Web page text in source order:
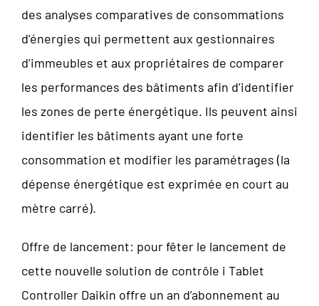
des analyses comparatives de consommations
d’énergies qui permettent aux gestionnaires
d’immeubles et aux propriétaires de comparer
les performances des bâtiments afin d’identifier
les zones de perte énergétique. Ils peuvent ainsi
identifier les bâtiments ayant une forte
consommation et modifier les paramétrages (la
dépense énergétique est exprimée en court au
mètre carré).
Offre de lancement: pour fêter le lancement de
cette nouvelle solution de contrôle i Tablet
Controller Daikin offre un an d’abonnement au